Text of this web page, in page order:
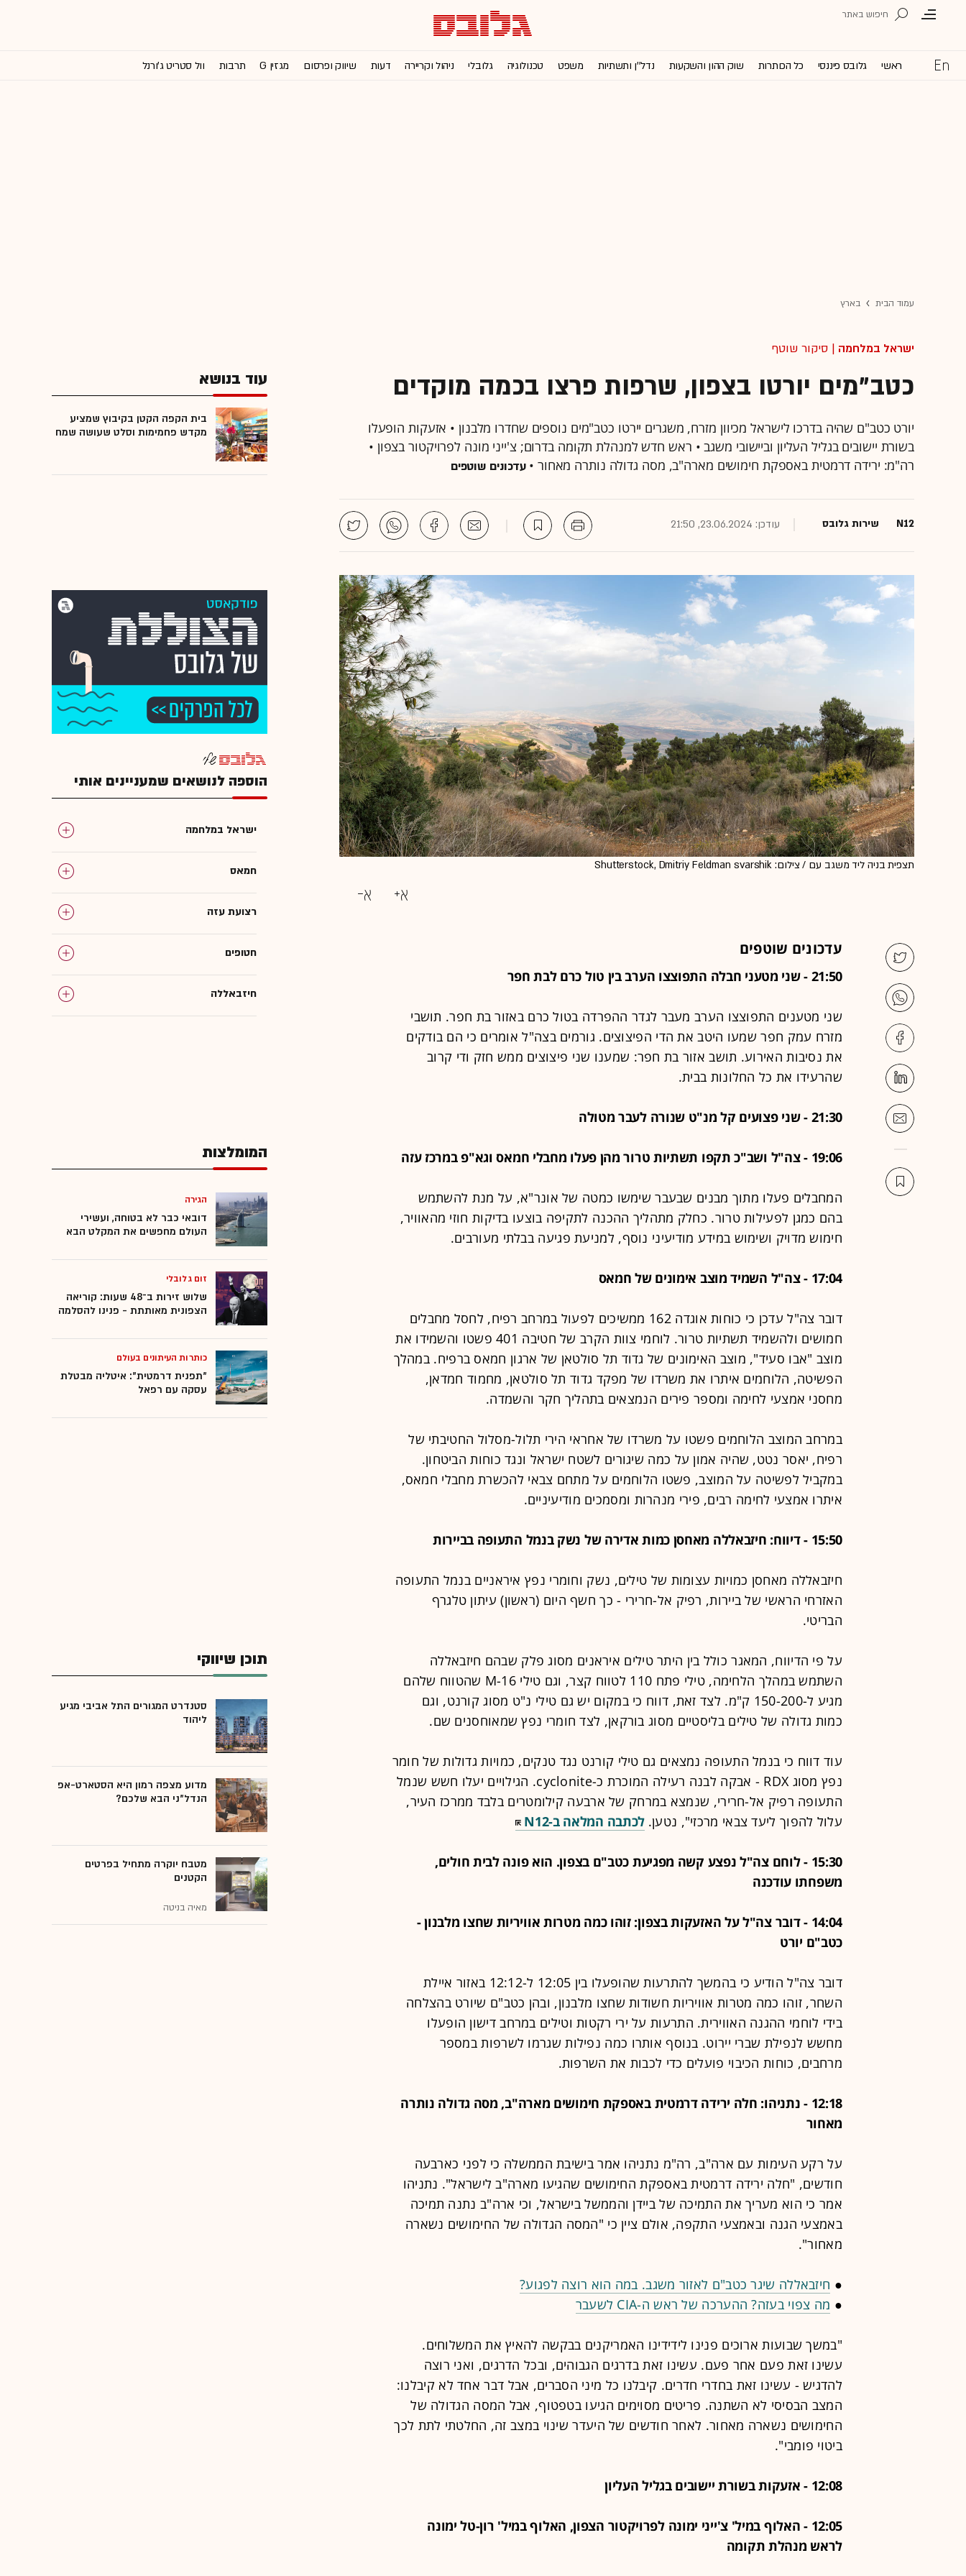
ראשי גלובס פיננסי כל הכותרות שוק ההון והשקעות נדל''ן ותשתיות משפט טכנולוגיה גלובלי ניהול וקריירה דעות שיווק ופרסום מגזין G תרבות וול סטריט ג'ורנל
עמוד הבית בארץ
ישראל במלחמה | סיקור שוטף
כטב"מים יורטו בצפון, שרפות פרצו בכמה מוקדים
יורט כטב"ם שהיה בדרכו לישראל מכיוון מזרח, משגרים יירטו כטב"מים נוספים שחדרו מלבנון • אזעקות הופעלו
בשורת יישובים בגליל העליון וביישובי משגב • ראש חדש למנהלת תקומה בדרום; צ'ייני מונה לפרויקטור בצפון •
רה"מ: ירידה דרמטית באספקת חימושים מארה"ב, מסה גדולה נותרה מאחור • עדכונים שוטפים
N12 שירות גלובס עודכן: 23.06.2024, 21:50
תצפית בניה ליד משגב עם / צילום: Shutterstock, Dmitriy Feldman svarshik
עדכונים שוטפים
21:50 - שני מטעני חבלה התפוצצו הערב בין טול כרם לבת חפר
שני מטענים התפוצצו הערב מעבר לגדר ההפרדה בטול כרם באזור בת חפר. תושבי
מזרח עמק חפר שמעו היטב את הדי הפיצוצים. גורמים בצה"ל אומרים כי הם בודקים
את נסיבות האירוע. תושב אזור בת חפר: שמענו שני פיצוצים ממש חזק ודי קרוב
שהרעידו את כל החלונות בבית.
21:30 - שני פצועים קל מנ"ט שנורה לעבר מטולה
19:06 - צה"ל ושב"כ תקפו תשתיות טרור מהן פעלו מחבלי חמאס וגא"פ במרכז עזה
המחבלים פעלו מתוך מבנים שבעבר שימשו כמטה של אונר"א, על מנת להשתמש
בהם כמגן לפעילות טרור. כחלק מתהליך ההכנה לתקיפה בוצעו בדיקות חוזי מהאוויר,
חימוש מדויק ושימוש במידע מודיעיני נוסף, למניעת פגיעה בבלתי מעורבים.
17:04 - צה"ל השמיד מוצב אימונים של חמאס
דובר צה"ל עדכן כי כוחות אוגדה 162 ממשיכים לפעול במרחב רפיח, לחסל מחבלים
חמושים ולהשמיד תשתיות טרור. לוחמי צוות הקרב של חטיבה 401 פשטו והשמידו את
מוצב "אבו סעיד", מוצב האימונים של גדוד תל סולטאן של ארגון חמאס ברפיח. במהלך
הפשיטה, הלוחמים איתרו את משרדו של מפקד גדוד תל סולטאן, מחמוד חמדאן,
מחסני אמצעי לחימה ומספר פירים הנמצאים בתהליך חקר והשמדה.
במרחב המוצב הלוחמים פשטו על משרדו של אחראי הירי תלול-מסלול החטיבתי של
רפיח, יאסר נטט, שהיה אמון על כמה שיגורים לשטח ישראל ונגד כוחות הביטחון.
במקביל לפשיטה על המוצב, פשטו הלוחמים על מתחם צבאי להכשרת מחבלי חמאס,
איתרו אמצעי לחימה רבים, פירי מנהרות ומסמכים מודיעיניים.
15:50 - דיווח: חיזבאללה מאחסן כמות אדירה של נשק בנמל התעופה בביירות
חיזבאללה מאחסן כמויות עצומות של טילים, נשק וחומרי נפץ איראניים בנמל התעופה
האזרחי הראשי של ביירות, רפיק אל-חרירי - כך חשף היום (ראשון) עיתון טלגרף
הבריטי.
על פי הדיווח, המאגר כולל בין היתר טילים איראנים מסוג פלק שבהם חיזבאללה
השתמש במהלך הלחימה, טילי פתח 110 לטווח קצר, וגם טילי M-16 שהטווח שלהם
מגיע ל-150-200 ק"מ. לצד זאת, דווח כי במקום יש גם טילי נ"ט מסוג קורנט, וגם
כמות גדולה של טילים בליסטיים מסוג בורקאן, לצד חומרי נפץ שמאוחסנים שם.
עוד דווח כי בנמל התעופה נמצאים גם טילי קורנט נגד טנקים, כמויות גדולות של חומר
נפץ מסוג RDX - אבקה לבנה רעילה המוכרת כ-cyclonite. הגילויים יעלו חשש שנמל
התעופה רפיק אל-חרירי, שנמצא במרחק של ארבעה קילומטרים בלבד ממרכז העיר,
עלול להפוך ליעד צבאי מרכזי", נטען. לכתבה המלאה ב-N12
15:30 - לוחם צה"ל נפצע קשה מפגיעת כטב"ם בצפון. הוא פונה לבית חולים,
משפחתו עודכנה
14:04 - דובר צה"ל על האזעקות בצפון: זוהו כמה מטרות אוויריות שחצו מלבנון -
כטב"ם יורט
דובר צה"ל הודיע כי בהמשך להתרעות שהופעלו בין 12:05 ל-12:12 באזור איילת
השחר, זוהו כמה מטרות אוויריות חשודות שחצו מלבנון, ובהן כטב"ם שיורט בהצלחה
בידי לוחמי ההגנה האווירית. התרעות על ירי רקטות וטילים במרחב דישון הופעלו
מחשש לנפילת שברי יירוט. בנוסף אותרו כמה נפילות שגרמו לשרפות במספר
מרחבים, כוחות הכיבוי פועלים כדי לכבות את השרפות.
12:18 - נתניהו: חלה ירידה דרמטית באספקת חימושים מארה"ב, מסה גדולה נותרה
מאחור
על רקע העימות עם ארה"ב, רה"מ נתניהו אמר בישיבת הממשלה כי לפני כארבעה
חודשים, "חלה ירידה דרמטית באספקת החימושים שהגיעו מארה"ב לישראל". נתניהו
אמר כי הוא מעריך את התמיכה של ביידן והממשל בישראל, וכי ארה"ב נתנה תמיכה
באמצעי הגנה ובאמצעי התקפה, אולם ציין כי "המסה הגדולה של החימושים נשארה
מאחור".
● חיזבאללה שיגר כטב"ם לאזור משגב. במה הוא רוצה לפגוע?
● מה צפוי בעזה? ההערכה של ראש ה-CIA לשעבר
"במשך שבועות ארוכים פנינו לידידינו האמריקנים בבקשה להאיץ את המשלוחים.
עשינו זאת פעם אחר פעם. עשינו זאת בדרגים הגבוהים, ובכל הדרגים, ואני רוצה
להדגיש - עשינו זאת בחדרי חדרים. קיבלנו כל מיני הסברים, אבל דבר אחד לא קיבלנו:
המצב הבסיסי לא השתנה. פריטים מסוימים הגיעו בטפטוף, אבל המסה הגדולה של
החימושים נשארה מאחור. לאחר חודשים של היעדר שינוי במצב זה, החלטתי לתת לכך
ביטוי פומבי".
12:08 - אזעקות בשורת יישובים בגליל העליון
12:05 - האלוף במיל' צ'ייני ימונה לפרויקטור הצפון, האלוף במיל' רון-טל ימונה
לראש מנהלת תקומה
עוד בנושא
בית הקפה הקטן בקיבוץ שמציע
מקדש פחמימות וסלט שעושה שמח
הוספה לנושאים שמעניינים אותי
ישראל במלחמה
חמאס
רצועת עזה
חטופים
חיזבאללה
המומלצות
הגירה
דובאי כבר לא בטוחה, ועשירי
העולם מחפשים את המקלט הבא
זום גלובלי
שלוש זירות ב־48 שעות: קוריאה
הצפונית מאותתת - פנינו להסלמה
כותרות העיתונים בעולם
"תפנית דרמטית": איטליה מבטלת
עסקה עם רפאל
תוכן שיווקי
סטנדרט המגורים התל אביבי מגיע
ליהוד
מדוע מצפה רמון היא הסטארט-אפ
הנדל"ני הבא שלכם?
מטבח יוקרה מתחיל בפרטים
הקטנים
מאיה בניטה